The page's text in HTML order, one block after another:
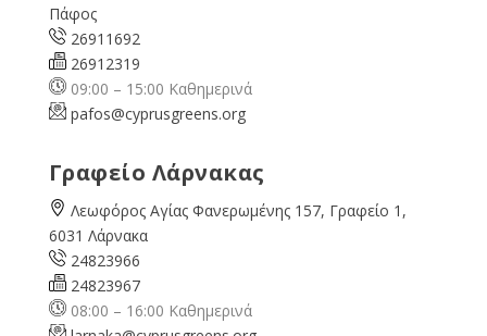
Πάφος
26911692
26912319
09:00 – 15:00 Καθημερινά
pafos@cyprusgreens.org
Γραφείο Λάρνακας
Λεωφόρος Αγίας Φανερωμένης 157, Γραφείο 1,
6031 Λάρνακα
24823966
24823967
08:00 – 16:00 Καθημερινά